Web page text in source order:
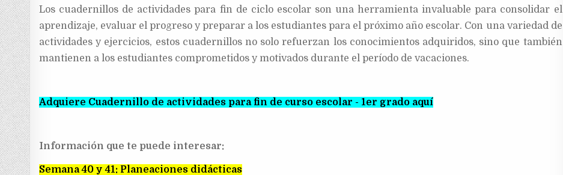
Los cuadernillos de actividades para fin de ciclo escolar son una herramienta invaluable para consolidar el
aprendizaje, evaluar el progreso y preparar a los estudiantes para el próximo año escolar. Con una variedad de
actividades y ejercicios, estos cuadernillos no solo refuerzan los conocimientos adquiridos, sino que también
mantienen a los estudiantes comprometidos y motivados durante el período de vacaciones.
Adquiere Cuadernillo de actividades para fin de curso escolar - 1er grado aquí
Información que te puede interesar:
Semana 40 y 41: Planeaciones didácticas